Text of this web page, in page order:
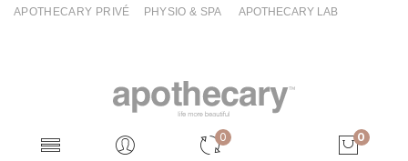
APOTHECARY PRIVÉ PHYSIO & SPA APOTHECARY LAB
0 0